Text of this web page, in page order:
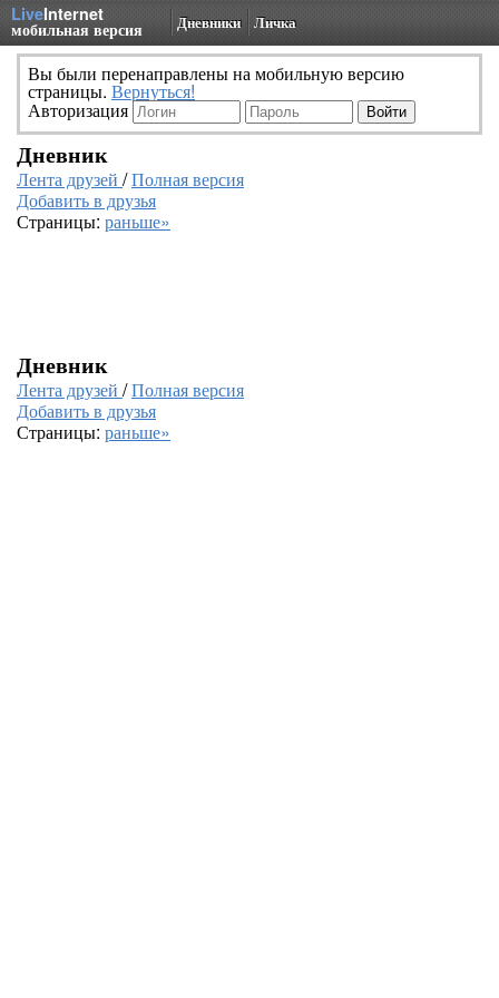
LiveInternet
мобильная версия Дневники Личка
Вы были перенаправлены на мобильную версию
страницы. Вернуться!
Авторизация
Дневник
Лента друзей /Полная версия
Добавить в друзья
Страницы: раньше»
Дневник
Лента друзей /Полная версия
Добавить в друзья
Страницы: раньше»